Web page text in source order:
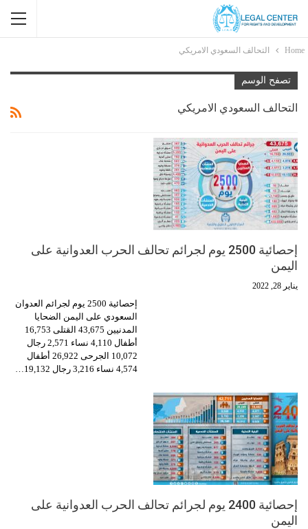
Home التحالف السعودي الامريكي
تصفح الوسم
التحالف السعودي الامريكي
إحصائية 2500 يوم لجرائم تحالف الحرب العدوانية على
اليمن
يناير 28, 2022
إحصائية 2500 يوم لجرائم العدوان
السعودي على اليمن الضحايا
المدنيين 43,675 القتلى 16,753
أطفال 4,110 نساء 2,571 رجال
10,072 الجرحى 26,922 أطفال
4,574 نساء 3,216 رجال 19,132…
إحصائية 2400 يوم لجرائم تحالف الحرب العدوانية على
اليمن